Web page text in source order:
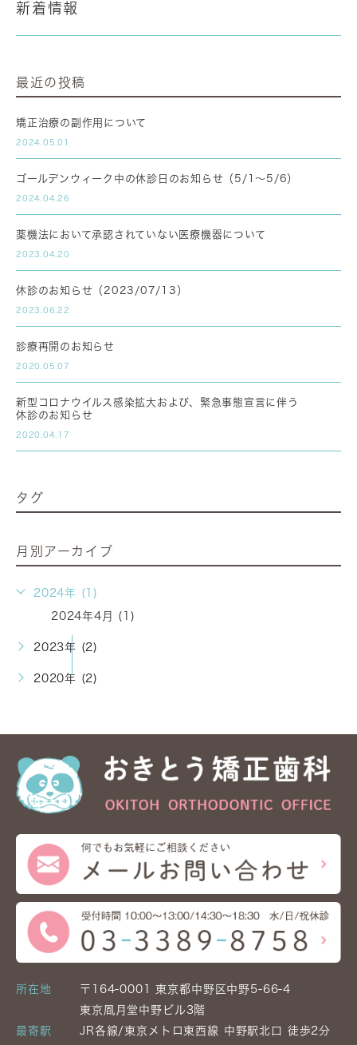
新着情報
最近の投稿
矯正治療の副作用について
2024.05.01
ゴールデンウィーク中の休診日のお知らせ（5/1～5/6）
2024.04.26
薬機法において承認されていない医療機器について
2023.04.20
休診のお知らせ（2023/07/13）
2023.06.22
診療再開のお知らせ
2020.05.07
新型コロナウイルス感染拡大および、緊急事態宣言に伴う
休診のお知らせ
2020.04.17
タグ
月別アーカイブ
2024年 (1)
2024年4月 (1)
2023年 (2)
2020年 (2)
所在地
〒164-0001 東京都中野区中野5-66-4
東京凮月堂中野ビル3階
最寄駅
JR各線/東京メトロ東西線 中野駅北口 徒歩2分